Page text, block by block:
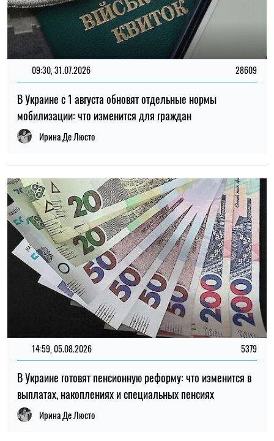
09:30, 31.07.2026 28609
В Украине с 1 августа обновят отдельные нормы
мобилизации: что изменится для граждан
Ирина Де Люсто
14:59, 05.08.2026 5379
В Украине готовят пенсионную реформу: что изменится в
выплатах, накоплениях и специальных пенсиях
Ирина Де Люсто